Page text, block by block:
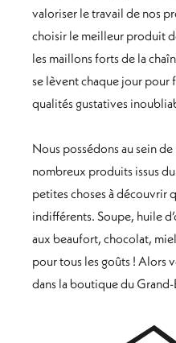
valoriser le travail de nos
choisir le meilleur produit
les maillons forts de la
se lèvent chaque jour pour
qualités gustatives
Nous possédons au sein
nombreux produits issus
petites choses à découvrir
indifférents. Soupe, huile
aux beaufort, chocolat,
pour tous les goûts ! Alors
dans la boutique du